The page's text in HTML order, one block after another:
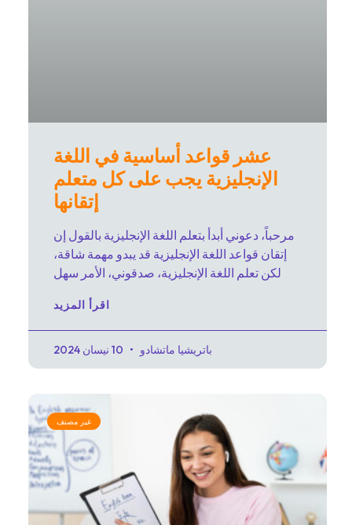
عشر قواعد أساسية في اللغة
الإنجليزية يجب على كل متعلم
إتقانها
مرحباً، دعوني أبدأ بتعلم اللغة الإنجليزية بالقول إن
إتقان قواعد اللغة الإنجليزية قد يبدو مهمة شاقة،
لكن تعلم اللغة الإنجليزية، صدقوني، الأمر سهل
اقرأ المزيد
باتريشيا ماتشادو
غير مصنف